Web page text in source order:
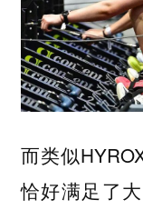
而类似
恰好满足了